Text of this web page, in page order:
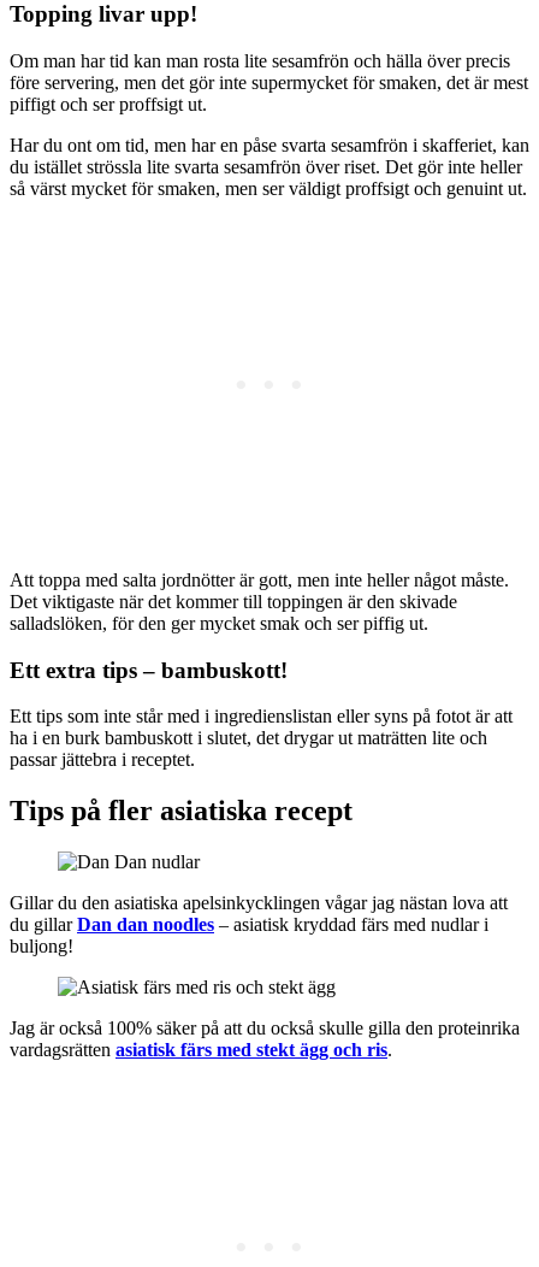
Topping livar upp!
Om man har tid kan man rosta lite sesamfrön och hälla över precis
före servering, men det gör inte supermycket för smaken, det är mest
piffigt och ser proffsigt ut.
Har du ont om tid, men har en påse svarta sesamfrön i skafferiet, kan
du istället strössla lite svarta sesamfrön över riset. Det gör inte heller
så värst mycket för smaken, men ser väldigt proffsigt och genuint ut.
Att toppa med salta jordnötter är gott, men inte heller något måste.
Det viktigaste när det kommer till toppingen är den skivade
salladslöken, för den ger mycket smak och ser piffig ut.
Ett extra tips – bambuskott!
Ett tips som inte står med i ingredienslistan eller syns på fotot är att
ha i en burk bambuskott i slutet, det drygar ut maträtten lite och
passar jättebra i receptet.
Tips på fler asiatiska recept
Gillar du den asiatiska apelsinkycklingen vågar jag nästan lova att
du gillarDan dan noodles – asiatisk kryddad färs med nudlar i
buljong!
Jag är också 100% säker på att du också skulle gilla den proteinrika
vardagsrätten asiatisk färs med stekt ägg och ris.